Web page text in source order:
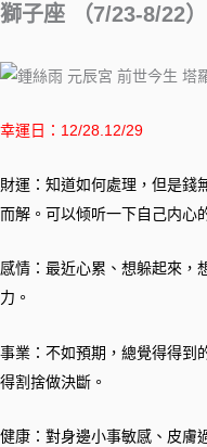
獅子座 （7/23-8/22
幸運日：12/28.12/29
財運：知道如何處理，但是錢
而解。可以倾听一下自己内心
感情：最近心累、想躲起來，
力。
事業：不如預期，總覺得得到
得割捨做決斷。
健康：對身邊小事敏感、皮膚